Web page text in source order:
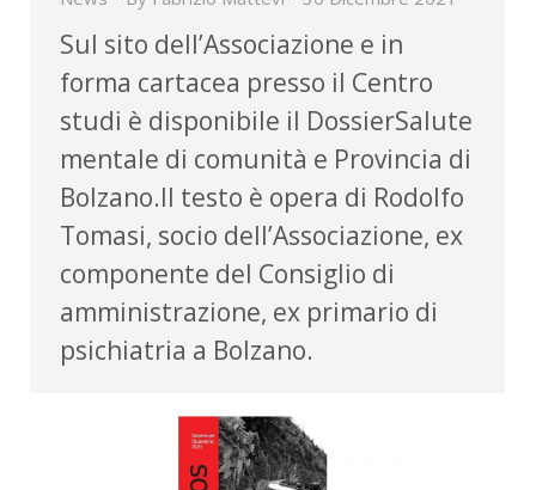
Sul sito dell’Associazione e in
forma cartacea presso il Centro
studi è disponibile il DossierSalute
mentale di comunità e Provincia di
Bolzano.Il testo è opera di Rodolfo
Tomasi, socio dell’Associazione, ex
componente del Consiglio di
amministrazione, ex primario di
psichiatria a Bolzano.